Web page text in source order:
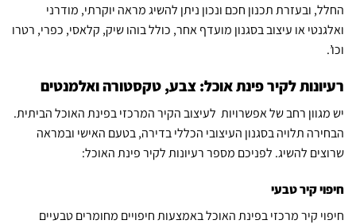
החלל, ובעזרת תכנון חכם ונכון ניתן להשיג מראה יוקרתי, מודרני
ואלגנטי או עיצוב בסגנון מועדף אחר, כולל בוהו שיק, קלאסי, כפרי, רטרו
וכו’.
רעיונות לקיר פינת אוכל: צבע, טקסטורה ואלמנטים
יש מגוון רחב של אפשרויות לעיצוב הקיר המרכזי בפינת האוכל הביתית.
הבחירה תלויה בסגנון העיצובי הכללי בדירה, בטעם האישי ובמראה
שרוצים להשיג. לפניכם מספר רעיונות לקיר פינת האוכל:
חיפוי קיר טבעי
חיפוי קיר מרכזי בפינת האוכל באמצעות חיפויים מחומרים טבעיים